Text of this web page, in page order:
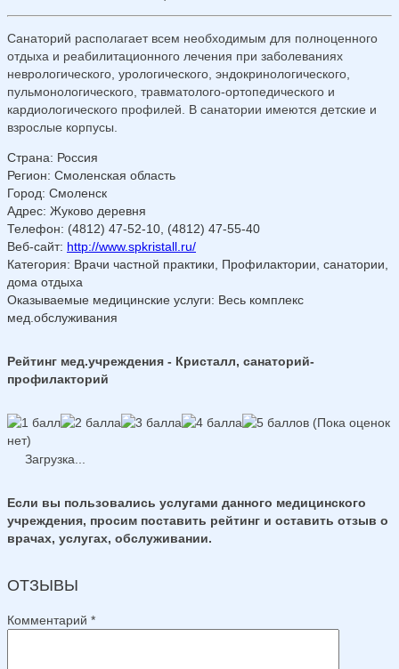
Санаторий располагает всем необходимым для полноценного
отдыха и реабилитационного лечения при заболеваниях
неврологического, урологического, эндокринологического,
пульмонологического, травматолого-ортопедического и
кардиологического профилей. В санатории имеются детские и
взрослые корпусы.
Страна: Россия
Регион: Смоленская область
Город: Смоленск
Адрес: Жуково деревня
Телефон: (4812) 47-52-10, (4812) 47-55-40
Веб-сайт: http://www.spkristall.ru/
Категория: Врачи частной практики, Профилактории, санатории,
дома отдыха
Оказываемые медицинские услуги: Весь комплекс
мед.обслуживания
Рейтинг мед.учреждения - Кристалл, санаторий-
профилакторий
(Пока оценок
нет)
Загрузка...
Если вы пользовались услугами данного медицинского
учреждения, просим поставить рейтинг и оставить отзыв о
врачах, услугах, обслуживании.
ОТЗЫВЫ
Комментарий *